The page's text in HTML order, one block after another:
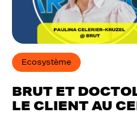
Ecosystème
BRUT ET
LE CLIENT AU